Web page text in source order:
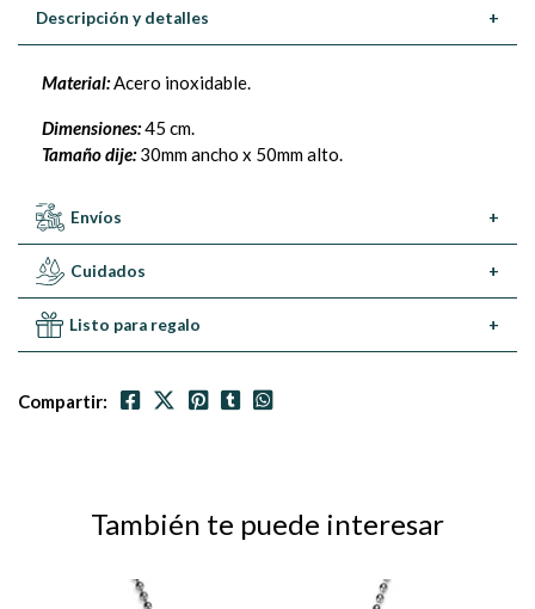
Descripción y detalles +
Material:Acero inoxidable.
Dimensiones:45 cm.
Tamaño dije:30mm ancho x 50mm alto.
Envíos +
Cuidados +
Listo para regalo +
Compartir:
También te puede interesar